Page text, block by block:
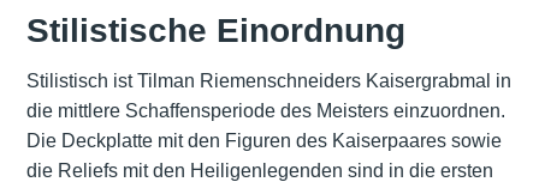
Stilistische Einordnung
Stilistisch ist Tilman Riemenschneiders Kaisergrabmal in
die mittlere Schaffensperiode des Meisters einzuordnen.
Die Deckplatte mit den Figuren des Kaiserpaares sowie
die Reliefs mit den Heiligenlegenden sind in die ersten